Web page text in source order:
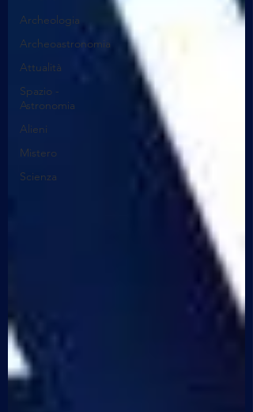
Archeologia
Archeoastronomia
Attualità
Spazio -
Astronomia
Alieni
Mistero
Scienza